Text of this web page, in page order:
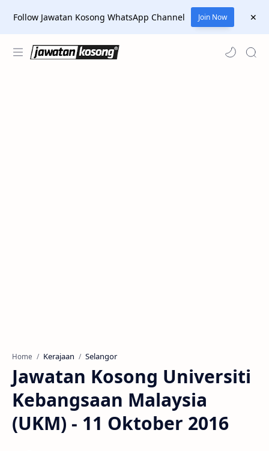
Follow Jawatan Kosong WhatsApp Channel Join Now
Home Kerajaan Selangor
Jawatan Kosong Universiti
Kebangsaan Malaysia
(UKM) - 11 Oktober 2016